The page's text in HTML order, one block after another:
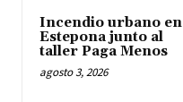
Incendio urbano en
Estepona junto al
taller Paga Menos
agosto 3, 2026